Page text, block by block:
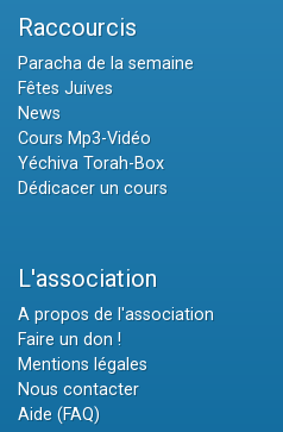
Raccourcis
Paracha de la semaine
Fêtes Juives
News
Cours Mp3-Vidéo
Yéchiva Torah-Box
Dédicacer un cours
L'association
A propos de l'association
Faire un don !
Mentions légales
Nous contacter
Aide (FAQ)